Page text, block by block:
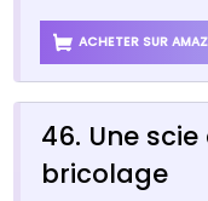
ACHETER SUR
46. Une
bricolage